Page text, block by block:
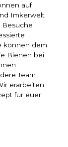
auf
Imkerwelt
können dem
Bienen bei
Team
erarbeiten
für euer